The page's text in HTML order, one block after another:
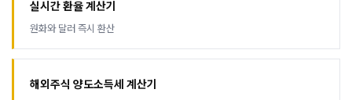
실시간 환율 계산기
원화와 달러 즉시 환산
해외주식 양도소득세 계산기